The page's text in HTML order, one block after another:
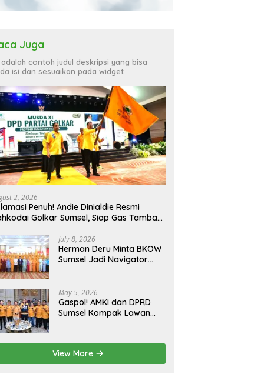
Juga
adalah contoh judul deskripsi yang bisa
isi dan sesuaikan pada widget
2, 2026
Penuh! Andie Dinialdie Resmi
Golkar Sumsel, Siap Gas Tambah
July 8, 2026
Herman Deru Minta BKOW
Sumsel Jadi Navigator
May 5, 2026
Gaspol! AMKI dan DPRD
Sumsel Kompak Lawan
View More